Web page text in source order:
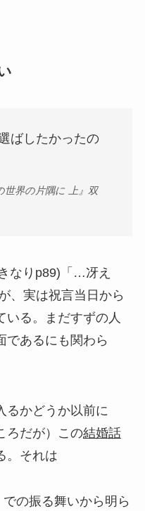
ばしたかったの
世界の片隅に 上』双
なりp89)「…冴え
、実は祝言当日から
いる。まだすずの人
であるにも関わら
るかどうか以前に
ろだが）この結婚話
。それは
での振る舞いから明ら